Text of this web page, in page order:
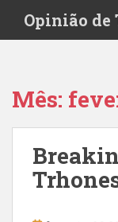
i
Opinião de
Mês: